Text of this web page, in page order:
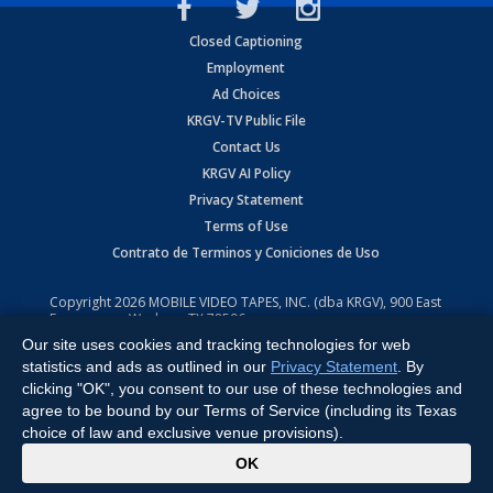
Closed Captioning
Employment
Ad Choices
KRGV-TV Public File
Contact Us
KRGV AI Policy
Privacy Statement
Terms of Use
Contrato de Terminos y Coniciones de Uso
Copyright2026 MOBILE VIDEO TAPES, INC. (dba KRGV), 900 East
Expressway, Weslaco, TX 78596.
All Rights Reserved. Powered by:Ruby Shore Software
Our site uses cookies and tracking technologies for web
statistics and ads as outlined in our Privacy Statement . By
clicking "OK", you consent to our use of these technologies and
agree to be bound by our Terms of Service (including its Texas
choice of law and exclusive venue provisions).
OK